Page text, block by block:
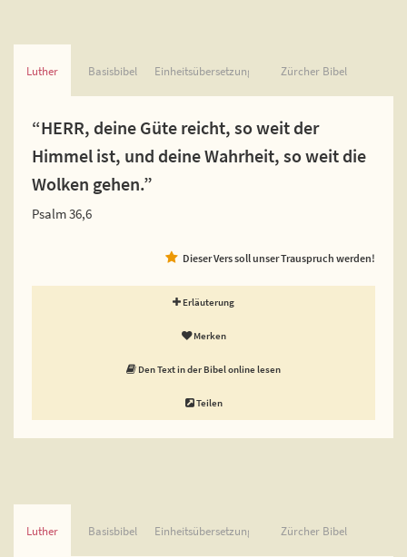
Luther Basisbibel Einheitsübersetzung Zürcher Bibel
“HERR, deine Güte reicht, so weit der
Himmel ist, und deine Wahrheit, so weit die
Wolken gehen.”
Psalm 36,6
Dieser Vers soll unser Trauspruch werden!
Erläuterung
Merken
Den Text in der Bibel online lesen
Teilen
Luther Basisbibel Einheitsübersetzung Zürcher Bibel